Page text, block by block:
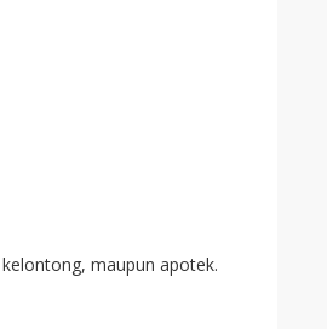
maupun apotek.